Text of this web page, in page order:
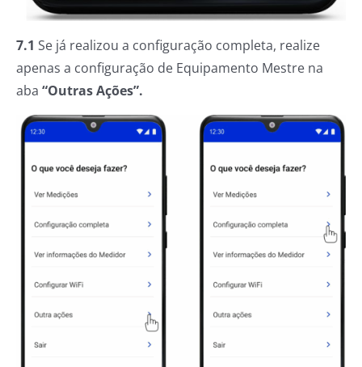
7.1 Se já realizou a configuração completa, realize
apenas a configuração de Equipamento Mestre na
aba “Outras Ações”.